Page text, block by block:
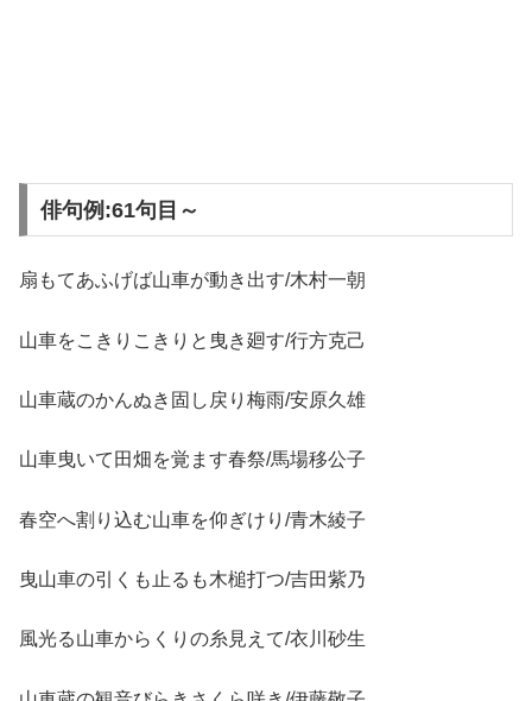
俳句例:61句目～
扇もてあふげば山車が動き出す/木村一朝
山車をこきりこきりと曳き廻す/行方克己
山車蔵のかんぬき固し戻り梅雨/安原久雄
山車曳いて田畑を覚ます春祭/馬場移公子
春空へ割り込む山車を仰ぎけり/青木綾子
曳山車の引くも止るも木槌打つ/吉田紫乃
風光る山車からくりの糸見えて/衣川砂生